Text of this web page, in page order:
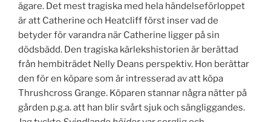
ägare. Det mest tragiska med hela händelseförloppet
är att Catherine och Heatcliff först inser vad de
betyder för varandra när Catherine ligger på sin
dödsbädd. Den tragiska kärlekshistorien är berättad
från hembiträdet Nelly Deans perspektiv. Hon berättar
den för en köpare som är intresserad av att köpa
Thrushcross Grange. Köparen stannar några nätter på
gården p.g.a. att han blir svårt sjuk och sängliggandes.